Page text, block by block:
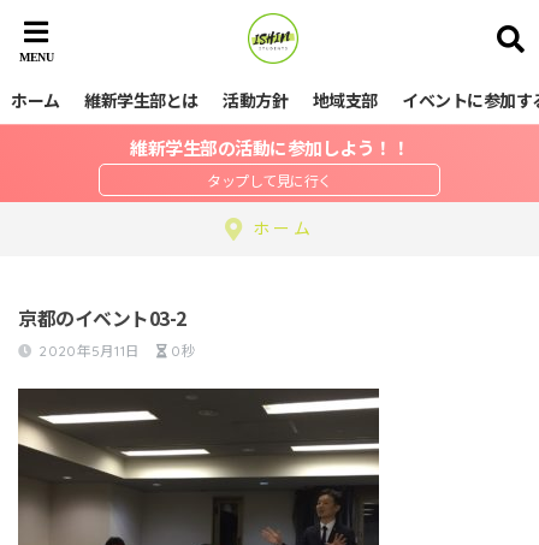
ホーム 維新学生部とは 活動方針 地域支部 イベントに参加す
維新学生部の活動に参加しよう！！
ホーム
京都のイベント03-2
2020年5月11日 0秒